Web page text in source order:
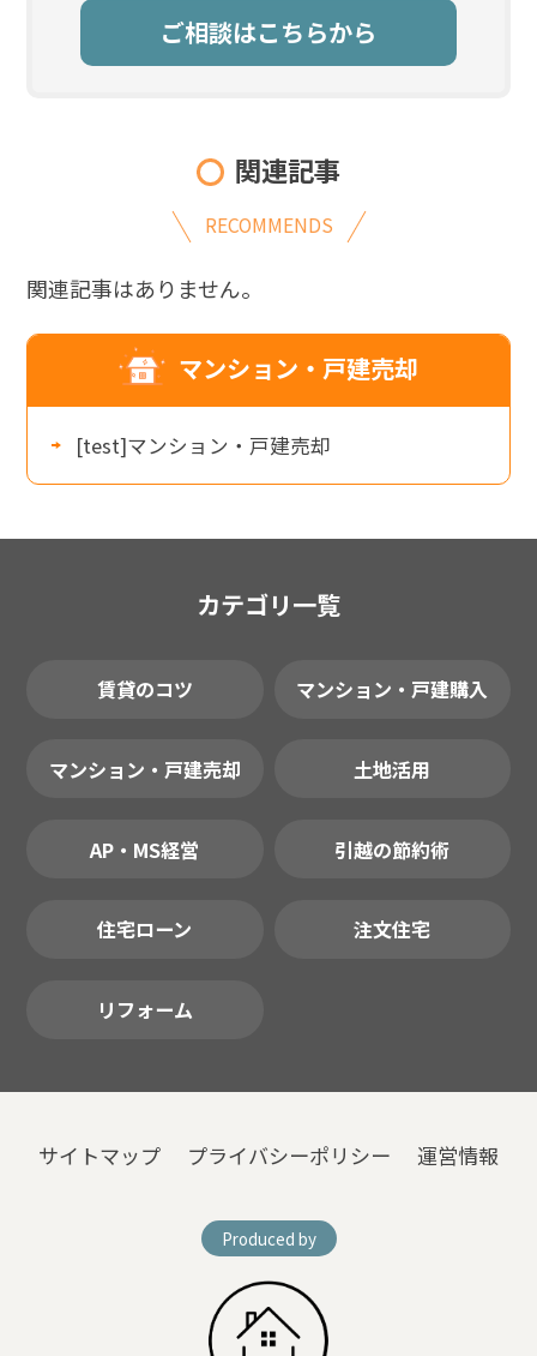
ご相談はこちらから
関連記事
RECOMMENDS
関連記事はありません。
マンション・戸建売却
[test]マンション・戸建売却
カテゴリ一覧
賃貸のコツ マンション・戸建購入
マンション・戸建売却 土地活用
AP・MS経営 引越の節約術
住宅ローン 注文住宅
リフォーム
サイトマップ プライバシーポリシー 運営情報
Produced by